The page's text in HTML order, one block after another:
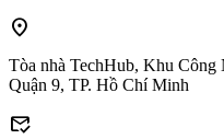
location_on
Tòa nhà TechHub, Khu Công
Quận 9, TP. Hồ Chí Minh
mark_email_read